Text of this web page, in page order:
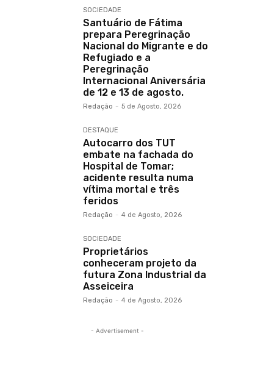
SOCIEDADE
Santuário de Fátima
prepara Peregrinação
Nacional do Migrante e do
Refugiado e a
Peregrinação
Internacional Aniversária
de 12 e 13 de agosto.
Redação - 5 de Agosto, 2026
DESTAQUE
Autocarro dos TUT
embate na fachada do
Hospital de Tomar;
acidente resulta numa
vítima mortal e três
feridos
Redação - 4 de Agosto, 2026
SOCIEDADE
Proprietários
conheceram projeto da
futura Zona Industrial da
Asseiceira
Redação - 4 de Agosto, 2026
- Advertisement -